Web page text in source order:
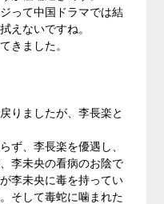
って中国ドラマでは結
えないですね。
きました。
りましたが、李長楽と
ず、李長楽を優遇し、
李未央の看病のお陰で
李未央に毒を持ってい
そして毒蛇に噛まれた